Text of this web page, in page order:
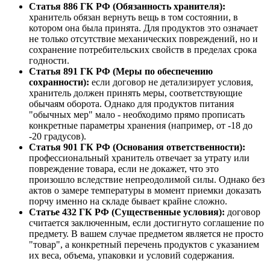
Статья 886 ГК РФ (Обязанность хранителя):
хранитель обязан вернуть вещь в том состоянии, в
котором она была принята. Для продуктов это означает
не только отсутствие механических повреждений, но и
сохранение потребительских свойств в пределах срока
годности.
Статья 891 ГК РФ (Меры по обеспечению
сохранности): если договор не детализирует условия,
хранитель должен принять меры, соответствующие
обычаям оборота. Однако для продуктов питания
"обычных мер" мало - необходимо прямо прописать
конкретные параметры хранения (например, от -18 до
-20 градусов).
Статья 901 ГК РФ (Основания ответственности):
профессиональный хранитель отвечает за утрату или
повреждение товара, если не докажет, что это
произошло вследствие непреодолимой силы. Однако без
актов о замере температуры в момент приемки доказать
порчу именно на складе бывает крайне сложно.
Статье 432 ГК РФ (Существенные условия): договор
считается заключенным, если достигнуто соглашение по
предмету. В вашем случае предметом является не просто
"товар", а конкретный перечень продуктов с указанием
их веса, объема, упаковки и условий содержания.